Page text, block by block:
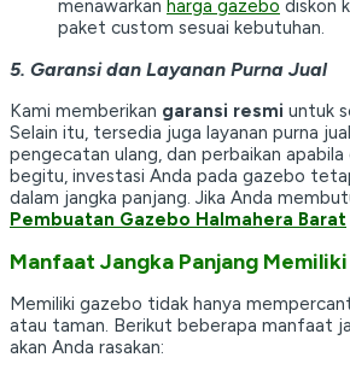
menawarkan harga gazebo diskon
paket custom sesuai kebutuhan.
5. Garansi dan Layanan Purna Jual
Kami memberikan garansi resmi untuk
Selain itu, tersedia juga layanan purna
pengecatan ulang, dan perbaikan
begitu, investasi Anda pada gazebo
dalam jangka panjang. Jika Anda
Pembuatan Gazebo Halmahera Barat
Manfaat Jangka Panjang
Memiliki gazebo tidak hanya
atau taman. Berikut beberapa manfaat
akan Anda rasakan: